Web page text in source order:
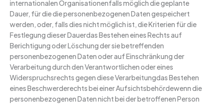
internationalen Organisationenfalls möglich die geplante
Dauer, für die die personenbezogenen Daten gespeichert
werden, oder, falls dies nicht möglich ist, die Kriterien für die
Festlegung dieser Dauerdas Bestehen eines Rechts auf
Berichtigung oder Löschung der sie betreffenden
personenbezogenen Daten oder auf Einschränkung der
Verarbeitung durch den Verantwortlichen oder eines
Widerspruchsrechts gegen diese Verarbeitungdas Bestehen
eines Beschwerderechts bei einer Aufsichtsbehördewenn die
personenbezogenen Daten nicht bei der betroffenen Person